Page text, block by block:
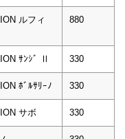
ルフィ
880
ｻﾝｼﾞ Ⅱ 330
ﾎﾞﾙｻﾘｰﾉ 330
サボ 330